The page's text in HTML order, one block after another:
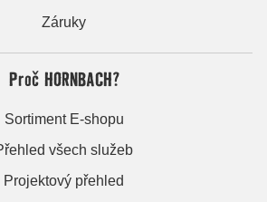
Záruky
Proč HORNBACH?
Sortiment E-shopu
všech služeb
Projektový přehled